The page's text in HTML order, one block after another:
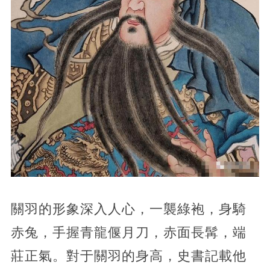
關羽的形象深入人心，一襲綠袍，身騎
赤兔，手握青龍偃月刀，赤面長髯，端
莊正氣。對于關羽的身高，史書記載他